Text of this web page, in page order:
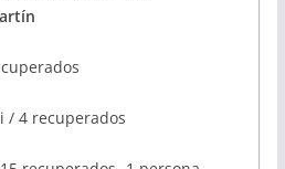
/ 4 recuperados